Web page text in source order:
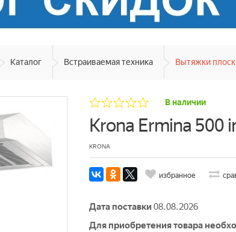
Каталог Встраиваемая техника Вытяжки
В наличии
Krona Ermina 500
KRONA
избранное
Дата поставки 08.08.2026
Для приобретения товара